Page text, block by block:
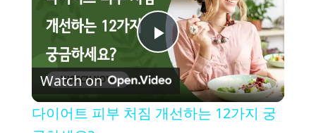
P
l
Watch on
다이어트 피부 처짐 개선하는 12가지 궁